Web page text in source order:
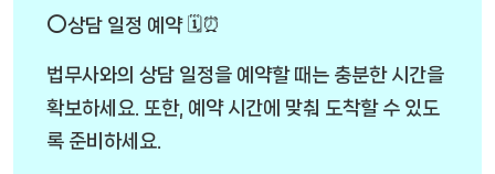
⭕상담 일정 예약 🗓️⏰
법무사와의 상담 일정을 예약할 때는 충분한 시간을
확보하세요. 또한, 예약 시간에 맞춰 도착할 수 있도
록 준비하세요.